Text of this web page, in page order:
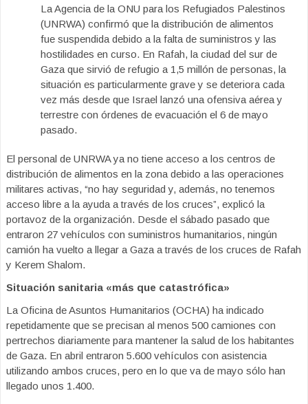
La Agencia de la ONU para los Refugiados Palestinos
(UNRWA) confirmó que la distribución de alimentos
fue suspendida debido a la falta de suministros y las
hostilidades en curso. En Rafah, la ciudad del sur de
Gaza que sirvió de refugio a 1,5 millón de personas, la
situación es particularmente grave y se deteriora cada
vez más desde que Israel lanzó una ofensiva aérea y
terrestre con órdenes de evacuación el 6 de mayo
pasado.
El personal de UNRWA ya no tiene acceso a los centros de
distribución de alimentos en la zona debido a las operaciones
militares activas, “no hay seguridad y, además, no tenemos
acceso libre a la ayuda a través de los cruces”, explicó la
portavoz de la organización. Desde el sábado pasado que
entraron 27 vehículos con suministros humanitarios, ningún
camión ha vuelto a llegar a Gaza a través de los cruces de Rafah
y Kerem Shalom.
Situación sanitaria «más que catastrófica»
La Oficina de Asuntos Humanitarios (OCHA) ha indicado
repetidamente que se precisan al menos 500 camiones con
pertrechos diariamente para mantener la salud de los habitantes
de Gaza. En abril entraron 5.600 vehículos con asistencia
utilizando ambos cruces, pero en lo que va de mayo sólo han
llegado unos 1.400.